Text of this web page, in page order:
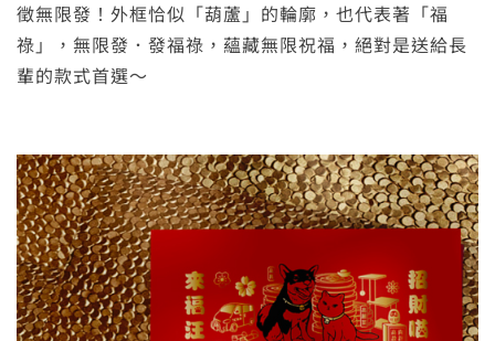
徵無限發！外框恰似「葫蘆」的輪廓，也代表著「福
祿」，無限發．發福祿，蘊藏無限祝福，絕對是送給長
輩的款式首選～